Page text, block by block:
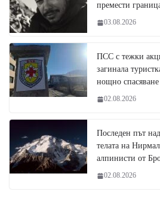
премести
03.08.2026
ПСС с тежки
загинала
нощно
02.08.2026
Последен път
телата на
алпинисти от
02.08.2026